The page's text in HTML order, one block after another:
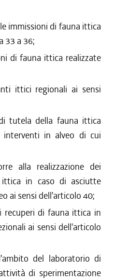
immissioni di fauna ittica
33 a 36;
di fauna ittica realizzate
ittici regionali ai sensi
tutela della fauna ittica
interventi in alveo di cui
alla realizzazione dei
ittica in caso di asciutte
ai sensi dell'articolo 40;
recuperi di fauna ittica in
ai sensi dell'articolo
del laboratorio di
di sperimentazione